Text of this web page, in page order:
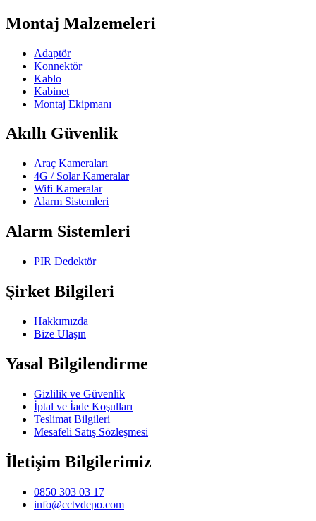
Montaj Malzemeleri
Adaptör
Konnektör
Kablo
Kabinet
Montaj Ekipmanı
Akıllı Güvenlik
Araç Kameraları
4G / Solar Kameralar
Wifi Kameralar
Alarm Sistemleri
Alarm Sistemleri
PIR Dedektör
Şirket Bilgileri
Hakkımızda
Bize Ulaşın
Yasal Bilgilendirme
Gizlilik ve Güvenlik
İptal ve İade Koşulları
Teslimat Bilgileri
Mesafeli Satış Sözleşmesi
İletişim Bilgilerimiz
0850 303 03 17
info@cctvdepo.com